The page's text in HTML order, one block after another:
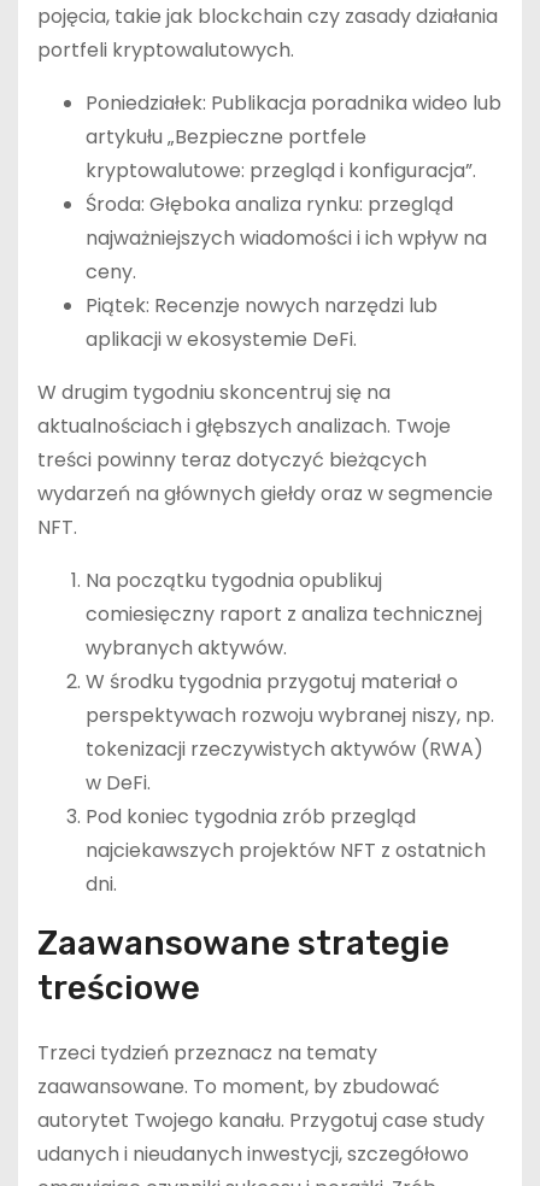
pojęcia, takie jak blockchain czy zasady działania
portfeli kryptowalutowych.
Poniedziałek: Publikacja poradnika wideo lub
artykułu „Bezpieczne portfele
kryptowalutowe: przegląd i konfiguracja”.
Środa: Głęboka analiza rynku: przegląd
najważniejszych wiadomości i ich wpływ na
ceny.
Piątek: Recenzje nowych narzędzi lub
aplikacji w ekosystemie DeFi.
W drugim tygodniu skoncentruj się na
aktualnościach i głębszych analizach. Twoje
treści powinny teraz dotyczyć bieżących
wydarzeń na głównych giełdy oraz w segmencie
NFT.
Na początku tygodnia opublikuj
comiesięczny raport z analiza technicznej
wybranych aktywów.
W środku tygodnia przygotuj materiał o
perspektywach rozwoju wybranej niszy, np.
tokenizacji rzeczywistych aktywów (RWA)
w DeFi.
Pod koniec tygodnia zrób przegląd
najciekawszych projektów NFT z ostatnich
dni.
Zaawansowane strategie
treściowe
Trzeci tydzień przeznacz na tematy
zaawansowane. To moment, by zbudować
autorytet Twojego kanału. Przygotuj case study
udanych i nieudanych inwestycji, szczegółowo